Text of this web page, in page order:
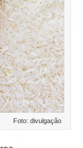
Foto: divulgação